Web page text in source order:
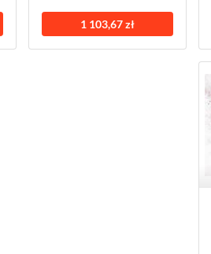
1 103,67 zł